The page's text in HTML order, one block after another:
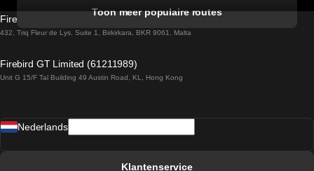
Treinen van Sevilla naar Barcelona
Treinen van Praag naar Wenen
Toon meer populaire routes
Firebird GT Limited (OC 1451)
432, Triq Fleur de Lys, Suite 1, Birkirkara, BKR 9061, Malta
Firebird GT Limited (61211989)
Unit G 15/F Tal Building 49 Austin Road, KL, Hong Kong
Nederlands
Klantenservice